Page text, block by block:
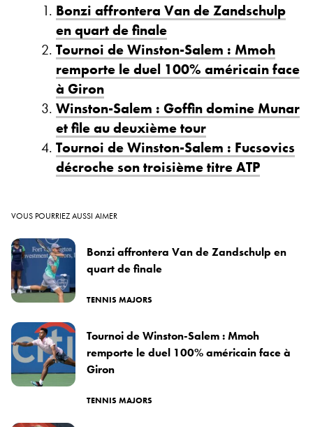
Bonzi affrontera Van de Zandschulp
en quart de finale
Tournoi de Winston-Salem : Mmoh
remporte le duel 100% américain face
à Giron
Winston-Salem : Goffin domine Munar
et file au deuxième tour
Tournoi de Winston-Salem : Fucsovics
décroche son troisième titre ATP
VOUS POURRIEZ AUSSI AIMER
Bonzi affrontera Van de Zandschulp en
quart de finale
TENNIS MAJORS
Tournoi de Winston-Salem : Mmoh
remporte le duel 100% américain face à
Giron
TENNIS MAJORS